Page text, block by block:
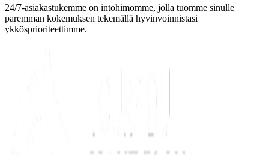
24/7-asiakastukemme on intohimomme, jolla tuomme sinulle
paremman kokemuksen tekemällä hyvinvoinnistasi
ykkösprioriteettimme.